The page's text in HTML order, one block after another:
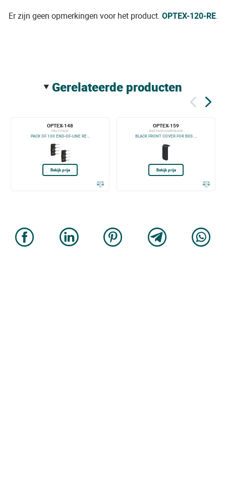
Er zijn geen opmerkingen voor het product. OPTEX-120-RE.
gerelateerde producten
OPTEX-148
PEU-F-PACK
PACK OF 100 END-OF-LINE RE...
Bekijk prijs
OPTEX-159
BXS FACE COVER BLACK
BLACK FRONT COVER FOR BXS ...
Bekijk prijs